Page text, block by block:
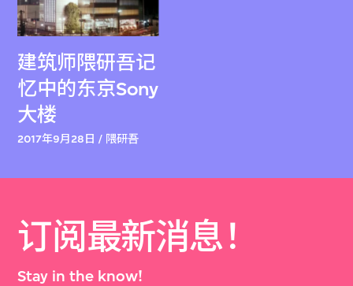
建筑师隈研吾记
忆中的东京Sony
大楼
2017年9月28日 / 隈研吾
订阅最新消息！
Stay in the know!